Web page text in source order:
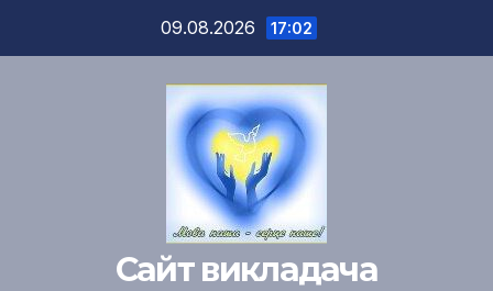
09.08.2026 17:02
Сайт викладача